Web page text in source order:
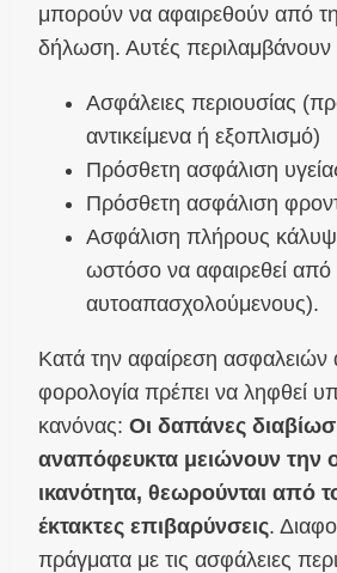
μπορούν να αφαιρεθούν από
δήλωση. Αυτές περιλαμβάνουν
Ασφάλειες περιουσίας
αντικείμενα ή εξοπλισμό)
Πρόσθετη ασφάλιση
Πρόσθετη ασφάλιση
Ασφάλιση πλήρους
ωστόσο να αφαιρεθεί από
αυτοαπασχολούμενους).
Κατά την αφαίρεση ασφαλειών
φορολογία πρέπει να ληφθεί
κανόνας: Οι δαπάνες
αναπόφευκτα μειώνουν την
ικανότητα, θεωρούνται από
έκτακτες επιβαρύνσεις.
πράγματα με τις ασφάλειες